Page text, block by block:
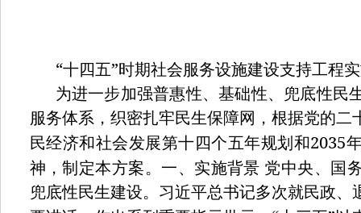
“十四五”时期社会服务设施建设支持工程
为进一步加强普惠性、基础性、兜底性民
服务体系，织密扎牢民生保障网，根据党的二
民经济和社会发展第十四个五年规划和2035
神，制定本方案。一、实施背景 党中央、国
兜底性民生建设。习近平总书记多次就民政、